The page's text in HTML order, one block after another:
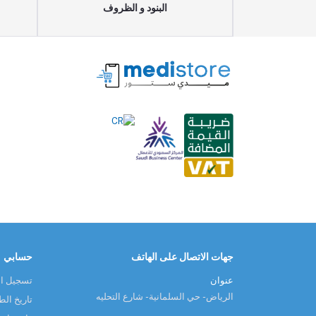
البنود و الظروف
جهات الاتصال على الهاتف
عنوان
الرياض - حي السلمانية - شارع التحليه
حسابي
تسجيل
تاريخ